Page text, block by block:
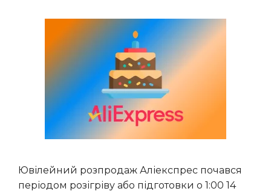
Ювілейний розпродаж Аліекспрес почався
періодом розігріву або підготовки о 1:00 14